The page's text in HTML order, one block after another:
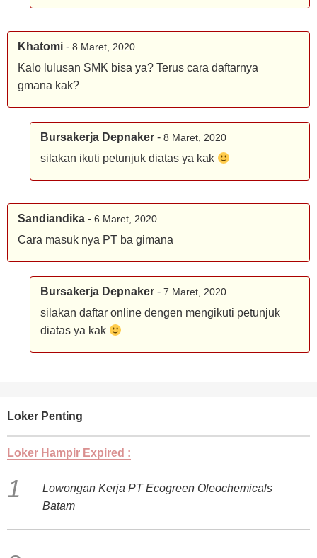
Khatomi - 8 Maret, 2020
Kalo lulusan SMK bisa ya? Terus cara daftarnya
gmana kak?
Bursakerja Depnaker - 8 Maret, 2020
silakan ikuti petunjuk diatas ya kak
Sandiandika - 6 Maret, 2020
Cara masuk nya PT ba gimana
Bursakerja Depnaker - 7 Maret, 2020
silakan daftar online dengen mengikuti petunjuk
diatas ya kak
Loker Penting
Loker Hampir Expired :
Lowongan Kerja PT Ecogreen Oleochemicals
Batam